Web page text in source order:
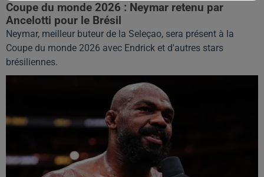
Coupe du monde 2026 : Neymar retenu par
Ancelotti pour le Brésil
Neymar, meilleur buteur de la Seleçao, sera présent à la
Coupe du monde 2026 avec Endrick et d'autres stars
brésiliennes.